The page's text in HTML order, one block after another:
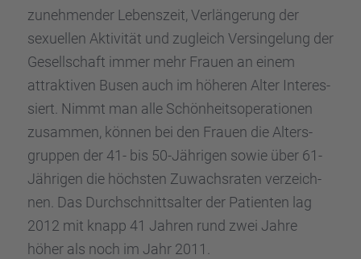
zuneh­men­der Lebens­zeit, Verlän­ge­rung der
sexuel­len Aktivi­tät und zugleich Versin­ge­lung der
Gesell­schaft immer mehr Frauen an einem
attrak­ti­ven Busen auch im höheren Alter Inter­es­
siert. Nimmt man alle Schön­heits­ope­ra­tio­nen
zusam­men, können bei den Frauen die Alters­
grup­pen der 41- bis 50-Jähri­gen sowie über 61-
Jähri­gen die höchs­ten Zuwachs­ra­ten verzeich­
nen. Das Durch­schnitts­al­ter der Patien­ten lag
2012 mit knapp 41 Jahren rund zwei Jahre
höher als noch im Jahr 2011.